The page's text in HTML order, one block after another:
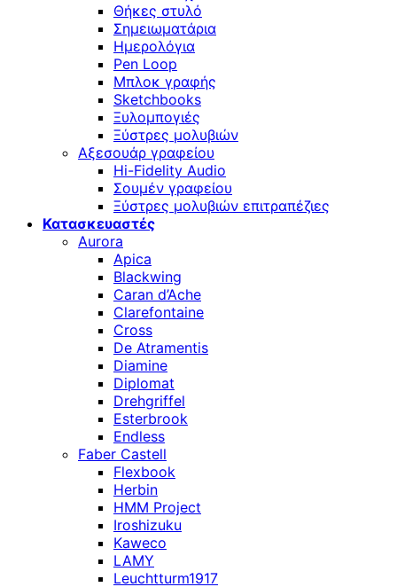
Θήκες στυλό
Σημειωματάρια
Ημερολόγια
Pen Loop
Μπλοκ γραφής
Sketchbooks
Ξυλομπογιές
Ξύστρες μολυβιών
Αξεσουάρ γραφείου
Hi-Fidelity Audio
Σουμέν γραφείου
Ξύστρες μολυβιών επιτραπέζιες
Κατασκευαστές
Aurora
Apica
Blackwing
Caran d’Ache
Clarefontaine
Cross
De Atramentis
Diamine
Diplomat
Drehgriffel
Esterbrook
Endless
Faber Castell
Flexbook
Herbin
HMM Project
Iroshizuku
Kaweco
LAMY
Leuchtturm1917